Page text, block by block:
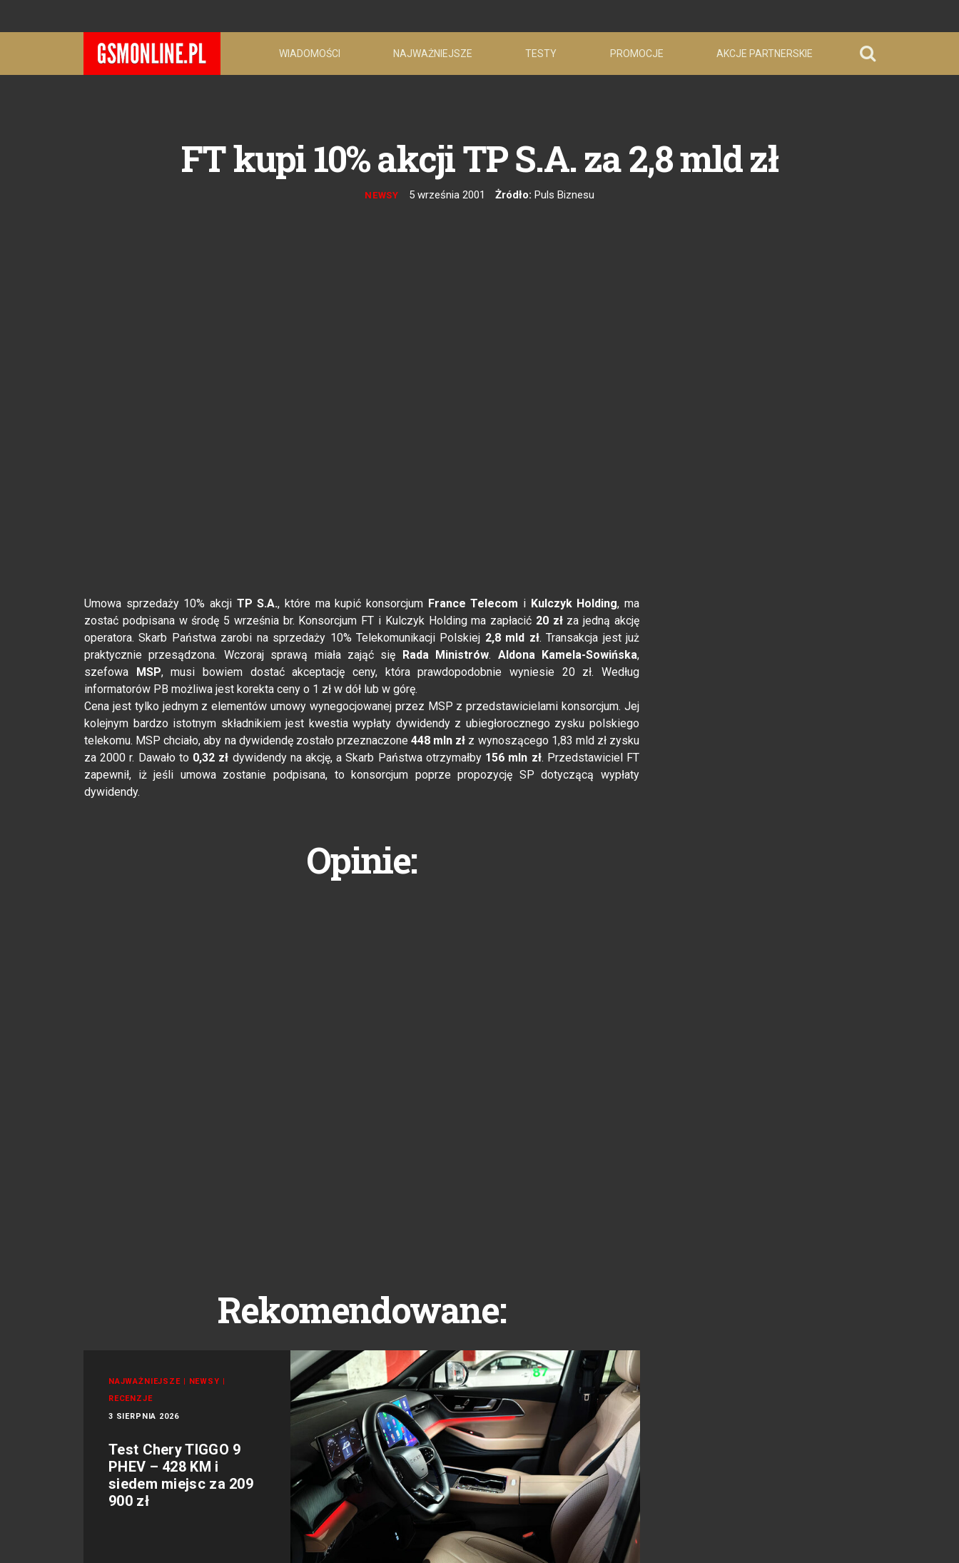
WIADOMOŚCI NAJWAŻNIEJSZE TESTY PROMOCJE AKCJE PARTNERSKIE
FT kupi 10% akcji TP S.A. za 2,8 mld zł
NEWSY 5 września 2001 Żródło: Puls Biznesu
Umowa sprzedaży 10% akcji TP S.A., które ma kupić konsorcjum France Telecom i Kulczyk Holding, ma
zostać podpisana w środę 5 września br. Konsorcjum FT i Kulczyk Holding ma zapłacić 20 zł za jedną akcję
operatora. Skarb Państwa zarobi na sprzedaży 10% Telekomunikacji Polskiej 2,8 mld zł. Transakcja jest już
praktycznie przesądzona. Wczoraj sprawą miała zająć się Rada Ministrów. Aldona Kamela-Sowińska,
szefowa MSP, musi bowiem dostać akceptację ceny, która prawdopodobnie wyniesie 20 zł. Według
informatorów PB możliwa jest korekta ceny o 1 zł w dół lub w górę.
Cena jest tylko jednym z elementów umowy wynegocjowanej przez MSP z przedstawicielami konsorcjum. Jej
kolejnym bardzo istotnym składnikiem jest kwestia wypłaty dywidendy z ubiegłorocznego zysku polskiego
telekomu. MSP chciało, aby na dywidendę zostało przeznaczone 448 mln zł z wynoszącego 1,83 mld zł zysku
za 2000 r. Dawało to 0,32 zł dywidendy na akcję, a Skarb Państwa otrzymałby 156 mln zł. Przedstawiciel FT
zapewnił, iż jeśli umowa zostanie podpisana, to konsorcjum poprze propozycję SP dotyczącą wypłaty
dywidendy.
Opinie:
Rekomendowane:
NAJWAŻNIEJSZE | NEWSY |
RECENZJE
3 SIERPNIA 2026
Test Chery TIGGO 9
PHEV – 428 KM i
siedem miejsc za 209
900 zł